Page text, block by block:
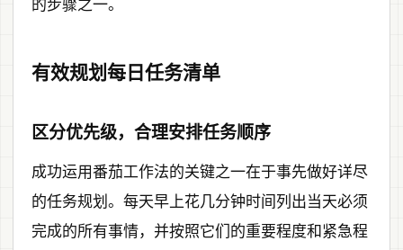
的步骤之一。
有效规划每日任务清单
区分优先级，合理安排任务顺序
成功运用番茄工作法的关键之一在于事先做好详尽
的任务规划。每天早上花几分钟时间列出当天必须
完成的所有事情，并按照它们的重要程度和紧急程